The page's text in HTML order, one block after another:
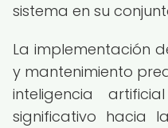
sistema en su
La implementación
y mantenimiento
inteligencia
significativo hacia